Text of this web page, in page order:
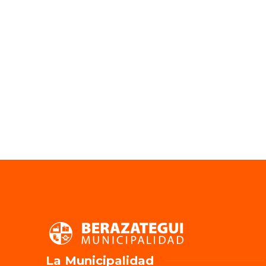
La Municipalidad